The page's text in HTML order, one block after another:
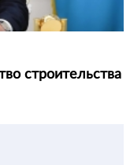
строительства